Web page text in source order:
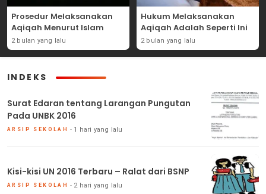
Prosedur Melaksanakan
Aqiqah Menurut Islam
2 bulan yang lalu
Hukum Melaksanakan
Aqiqah Adalah Seperti Ini
2 bulan yang lalu
INDEKS
Surat Edaran tentang Larangan Pungutan
Pada UNBK 2016
ARSIP SEKOLAH 1 hari yang lalu
Kisi-kisi UN 2016 Terbaru – Ralat dari BSNP
ARSIP SEKOLAH 2 hari yang lalu